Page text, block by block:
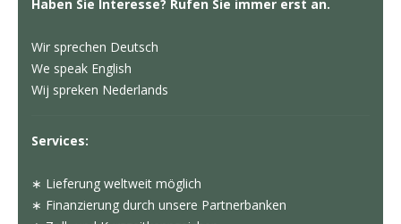
Haben Sie Interesse? Rufen Sie immer erst an.
Wir sprechen Deutsch
We speak English
Wij spreken Nederlands
Services:
∗ Lieferung weltweit möglich
∗ Finanzierung durch unsere Partnerbanken